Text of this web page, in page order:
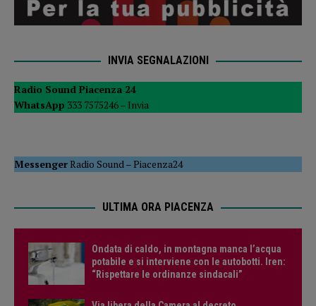
INVIA SEGNALAZIONI
Radio Sound Piacenza 24
WhatsApp 333 7575246 – Invia
MessengerRadio Sound–Piacenza24
ULTIMA ORA PIACENZA
Ondata di caldo, in montagna manca l’acqua
potabile e si interviene con le autobotti. Iren:
“Rispettare le ordinanze sindacali”